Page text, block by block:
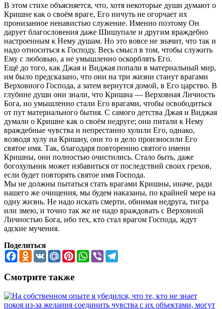
В этом стихе объясняется, что, хотя некоторые души думают о
Кришне как о своём враге, Его ничуть не огорчает их
пронизанное ненавистью служение. Именно поэтому Он
дарует благословения даже Шишупале и другим враждебно
настроенным к Нему душам. Но это вовсе не значит, что так и
надо относиться к Господу. Весь смысл в том, чтобы служить
Ему с любовью, а не умышленно оскорблять Его.
Ещё до того, как Джая и Виджая попали в материальный мир,
им было предсказано, что они на три жизни станут врагами
Верховного Господа, а затем вернутся домой, в Его царство. В
глубине души они знали, что Кришна — Верховная Личность
Бога, но умышленно стали Его врагами, чтобы освободиться
от пут материального бытия. С самого детства Джая и Виджая
думали о Кришне как о своём недруге; они питали к Нему
враждебные чувства и непрестанно хулили Его, однако,
возводя хулу на Кришну, они то и дело произносили Его
святое имя. Так, благодаря повторению святого имени
Кришны, они полностью очистились. Стало быть, даже
богохульник может избавиться от последствий своих грехов,
если будет повторять святое имя Господа.
Мы не должны пытаться стать врагами Кришны, иначе, ради
нашего же очищения, мы будем наказаны, по крайней мере на
одну жизнь. Не надо искать смерти, обнимая недруга, тигра
или змею, и точно так же не надо враждовать с Верховной
Личностью Бога, ибо тех, кто стал врагом Господа, ждут
адские мучения.
Поделиться
FacebookOdnoklassniki
VK Mail.RuPinterestWhatsApp
Viber
Смотрите также